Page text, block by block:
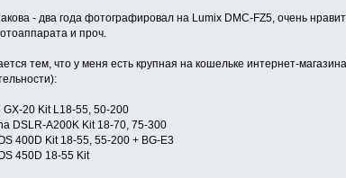
- два года фотографировал на Lumix DMC-FZ5, очень
и проч.
тем, что у меня есть крупная на кошельке интернет-
GX-20 Kit L18-55, 50-200
DSLR-A200K Kit 18-70, 75-300
400D Kit 18-55, 55-200 + BG-E3
450D 18-55 Kit